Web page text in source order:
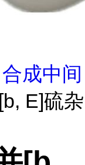
合成中间
E]硫杂